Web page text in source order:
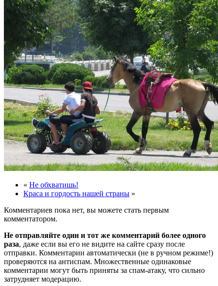
« Не обхватишь!
Краса и гордость нашей страны »
Комментариев пока нет, вы можете стать первым
комментатором.
Не отправляйте один и тот же комментарий более одного
раза, даже если вы его не видите на сайте сразу после
отправки. Комментарии автоматически (не в ручном режиме!)
проверяются на антиспам. Множественные одинаковые
комментарии могут быть приняты за спам-атаку, что сильно
затрудняет модерацию.